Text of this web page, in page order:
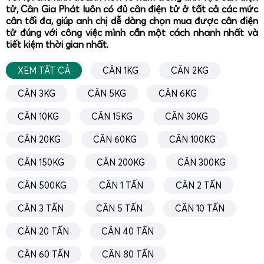
Trong ứng dụng cân trạm trộn 3 tấn, hệ thống cân thường
phải làm việc liên tục với tần suất cao, yêu cầu độ chính
xác và độ lặp lại tốt để đảm bảo tỷ lệ phối trộn đúng công
thức. Cân Gia Phát lựa chọn loadcell có cấp chính xác
cao, khả năng chống ẩm, chống bụi, chống rung, đồng thời
thiết kế cơ khí chống lực ngang, chống kẹt, tránh hiện
tượng ma sát gây sai số. Bộ hiển thị cân có thể lập trình
van, băng tải, vít tải, đảm bảo quy trình cân định lượng
diễn ra tự động và ổn định.
, kỹ thuật Cân Gia Phát đặc biệt chú
trọng đến việc bù trừ nhiệt độ, bù trừ lực gió, lực rung từ
các thiết bị xung quanh, cũng như xử lý tín hiệu nhiễu từ
môi trường công nghiệp. Hệ thống cân được hiệu chuẩn
bằng quả cân chuẩn hoặc bằng phương pháp hiệu chuẩn
giả tải (theo tiêu chuẩn kỹ thuật), có biên bản hiệu chuẩn,
tử, Cân Gia Phát luôn có đủ cân điện tử ở tất cả các mức
cân tối đa, giúp anh chị dễ dàng chọn mua được cân điện
tử đúng với công việc mình cần một cách nhanh nhất và
tiết kiệm thời gian nhất.
XEM TẤT CẢ CÂN 1KG CÂN 2KG
CÂN 3KG CÂN 5KG CÂN 6KG
CÂN 10KG CÂN 15KG CÂN 30KG
CÂN 20KG CÂN 60KG CÂN 100KG
CÂN 150KG CÂN 200KG CÂN 300KG
CÂN 500KG CÂN 1 TẤN CÂN 2 TẤN
CÂN 3 TẤN CÂN 5 TẤN CÂN 10 TẤN
CÂN 20 TẤN CÂN 40 TẤN
CÂN 60 TẤN CÂN 80 TẤN